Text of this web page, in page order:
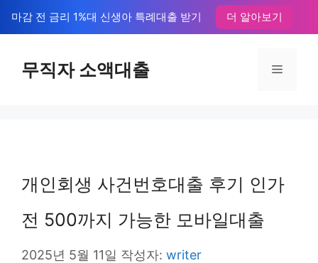
텐
마감 전 금리 1%대 신생아 특례대출 받기 더 알아보기
무직자 소액대출 메
개인회생 사건번호대출 후기 인가
전 500까지 가능한 모바일대출
2025년 5월 11일 작성자: writer